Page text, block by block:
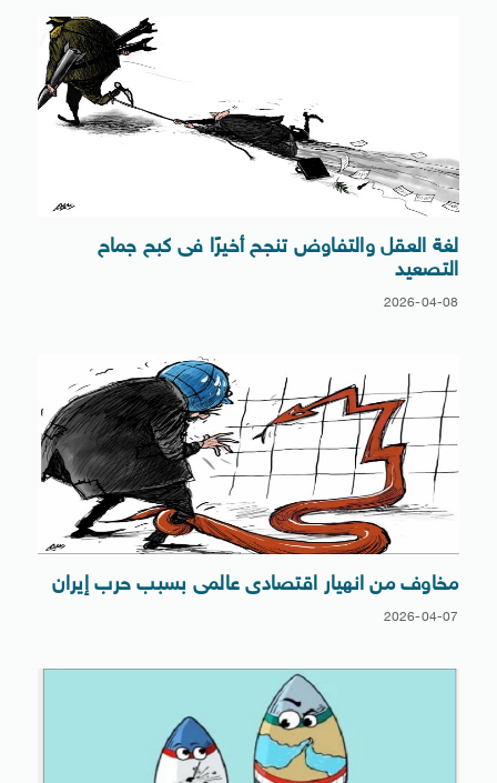
لغة العقل والتفاوض تنجح أخيرًا فى كبح جماح
التصعيد
2026-04-08
مخاوف من انهيار اقتصادى عالمى بسبب حرب إيران
2026-04-07